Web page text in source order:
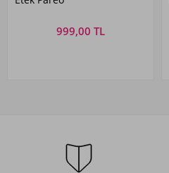
999,00 TL